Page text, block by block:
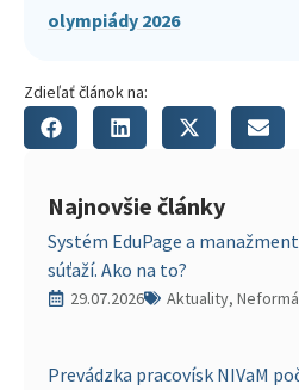
olympiády 2026
Zdieľať článok na:
Najnovšie články
Systém EduPage a
súťaží. Ako na to?
29.07.2026 Aktuality,
Prevádzka pracovísk NIVaM